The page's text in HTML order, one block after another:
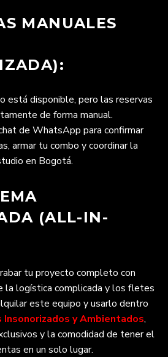
MANUALES
está disponible, pero las reservas
de forma manual.
de WhatsApp para confirmar
armar tu combo y coordinar la
en Bogotá.
(ALL-IN-
tu proyecto completo con
la logística complicada y los fletes
este equipo y usarlo dentro
Insonorizados y Ambientados,
y la comodidad de tener el
en un solo lugar.